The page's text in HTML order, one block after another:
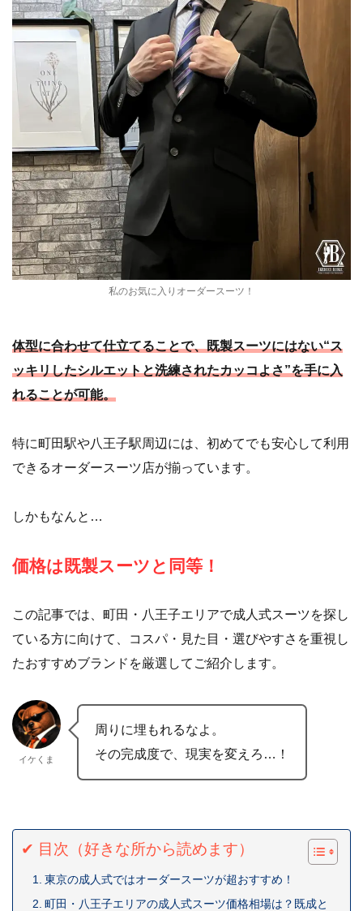
私のお気に入りオーダースーツ！
体型に合わせて仕立てることで、既製スーツにはない“ス
ッキリしたシルエットと洗練されたカッコよさ”を手に入
れることが可能。
特に町田駅や八王子駅周辺には、初めてでも安心して利用
できるオーダースーツ店が揃っています。
しかもなんと…
価格は既製スーツと同等！
この記事では、町田・八王子エリアで成人式スーツを探し
ている方に向けて、コスパ・見た目・選びやすさを重視し
たおすすめブランドを厳選してご紹介します。
イケくま
周りに埋もれるなよ。
その完成度で、現実を変えろ…！
✔ 目次（好きな所から読めます）
東京の成人式ではオーダースーツが超おすすめ！
町田・八王子エリアの成人式スーツ価格相場は？既成と